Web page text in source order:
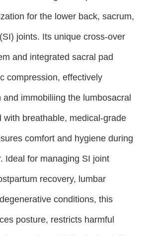
for the lower back, sacrum,
joints. Its unique cross-over
and integrated sacral pad
compression, effectively
and immobiliing the lumbosacral
with breathable, medical-grade
comfort and hygiene during
Ideal for managing SI joint
recovery, lumbar
conditions, this
posture, restricts harmful